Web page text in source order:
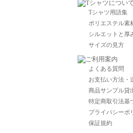
Tシャツ用語集
ポリエステル素
シルエットと厚
サイズの見方
よくある質問
お支払い方法・
商品サンプル貸
特定商取引法基
プライバシーポ
保証規約